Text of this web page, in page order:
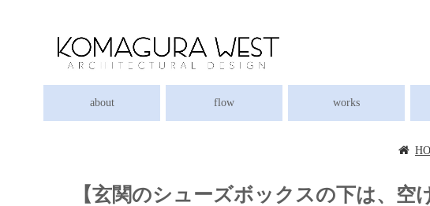
about flow works
【玄関のシューズボックスの下は、